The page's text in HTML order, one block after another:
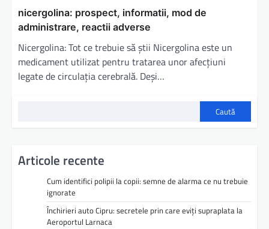
nicergolina: prospect, informatii, mod de
administrare, reactii adverse
Nicergolina: Tot ce trebuie să știi Nicergolina este un
medicament utilizat pentru tratarea unor afecțiuni
legate de circulația cerebrală. Deși…
Caută
Articole recente
Cum identifici polipii la copii: semne de alarma ce nu trebuie
ignorate
Închirieri auto Cipru: secretele prin care eviți supraplata la
Aeroportul Larnaca